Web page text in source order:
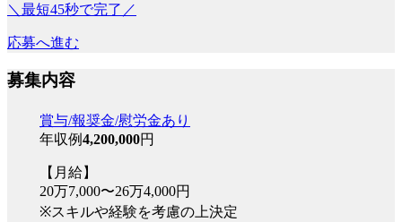
＼最短45秒で完了／
応募へ進む
募集内容
賞与/報奨金/慰労金あり
年収例4,200,000円
【月給】
20万7,000〜26万4,000円
※スキルや経験を考慮の上決定